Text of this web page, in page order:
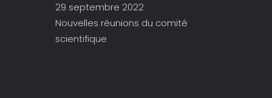
29 septembre 2022
Nouvelles réunions du comité
scientifique